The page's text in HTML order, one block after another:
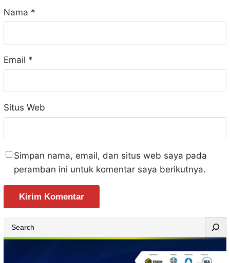
Nama *
Email *
Situs Web
Simpan nama, email, dan situs web saya pada
peramban ini untuk komentar saya berikutnya.
e